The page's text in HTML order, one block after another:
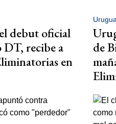
debut oficial
DT, recibe a
en
de